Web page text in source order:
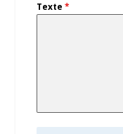
Texte*